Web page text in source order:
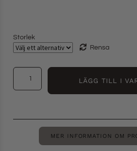
Storlek
Rensa
LÄGG TILL I
MER INFORMATION OM